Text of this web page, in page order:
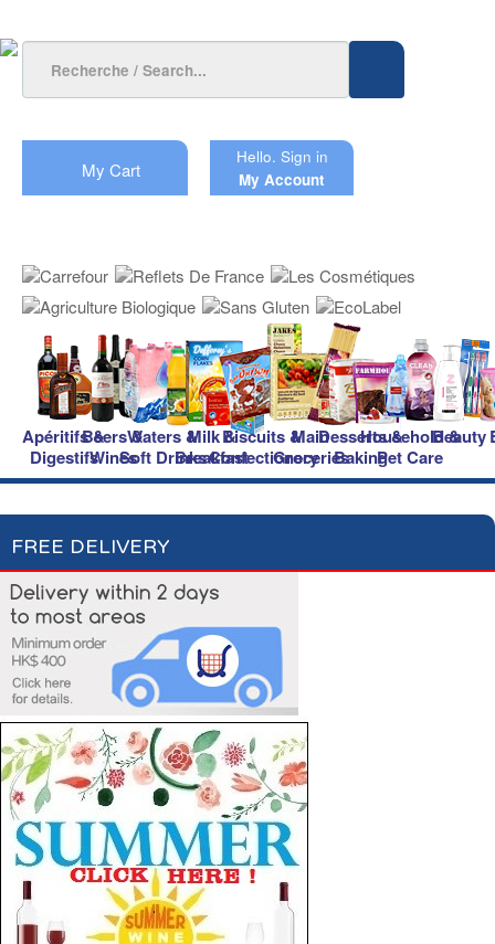
My Cart
Hello. Sign in
My Account
Apéritifs &
Digestifs
Beers &
Wines
Waters &
Soft Drinks
Milk &
Breakfast
Biscuits &
Confectionery
Main
Groceries
Desserts &
Baking
Household &
Pet Care
Beauty
FREE DELIVERY